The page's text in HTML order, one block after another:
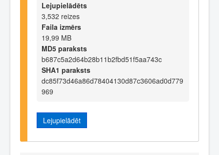
Lejupielādēts
3,532 reizes
Faila izmērs
19,99 MB
MD5 paraksts
b687c5a2d64b28b11b2fbd51f5aa743c
SHA1 paraksts
dc85f73d46a86d78404130d87c3606ad0d779
969
Lejupielādēt